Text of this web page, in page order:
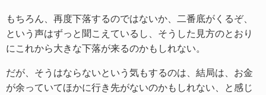
もちろん、再度下落するのではないか、二番底がくるぞ、
という声はずっと聞こえているし、そうした見方のとおり
にこれから大きな下落が来るのかもしれない。
だが、そうはならないという気もするのは、結局は、お金
が余っていてほかに行き先がないのかもしれない、と感じ